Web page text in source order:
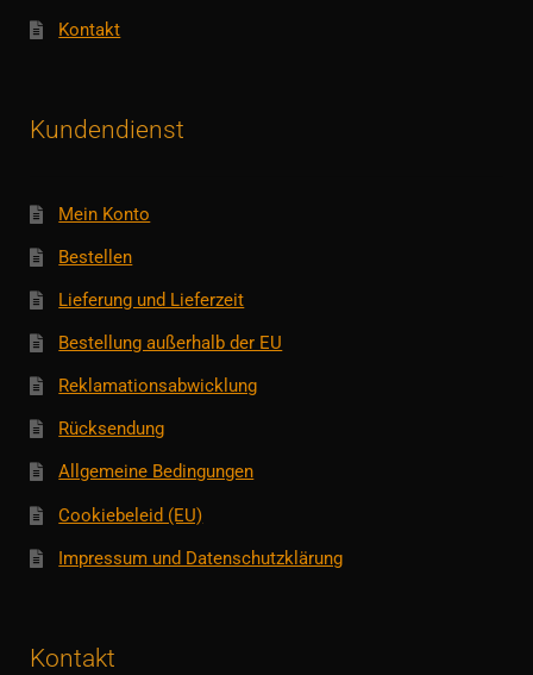
Kontakt
Kundendienst
Mein Konto
Bestellen
Lieferung und Lieferzeit
Bestellung außerhalb der EU
Reklamationsabwicklung
Rücksendung
Allgemeine Bedingungen
Cookiebeleid (EU)
Impressum und Datenschutzklärung
Kontakt